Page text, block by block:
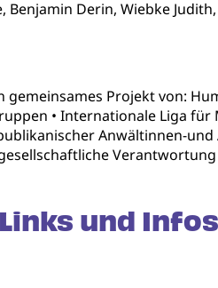
Benjamin Derin, Wiebke
gemeinsames Projekt von:
• Internationale Liga
Anwältinnen-
und Infos